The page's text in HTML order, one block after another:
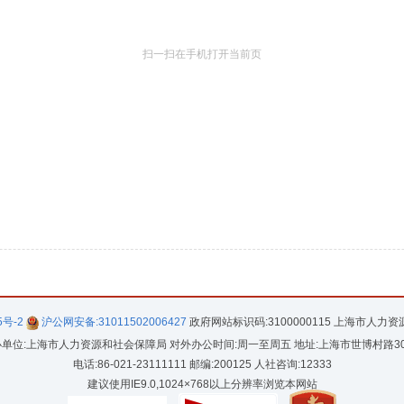
扫一扫在手机打开当前页
-2 沪公网安备:31011502006427 政府网站标识码:3100000115 上海市人力资
位:上海市人力资源和社会保障局 对外办公时间:周一至周五 地址:上海市世博村路
电话:86-021-23111111 邮编:200125 人社咨询:12333
建议使用IE9.0,1024×768以上分辨率浏览本网站